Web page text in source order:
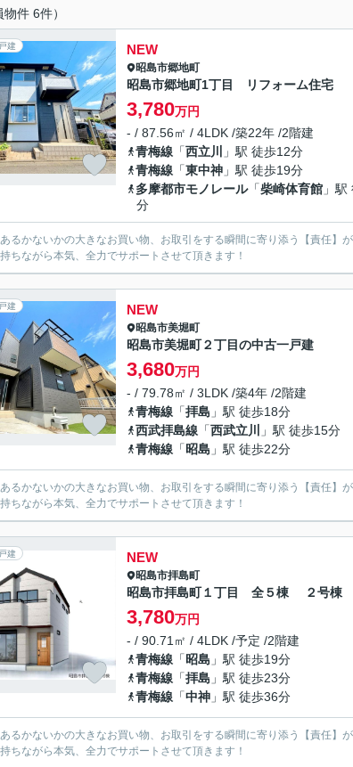
件 6件）
建 NEW
昭島市郷地町
昭島市郷地町1丁目 リフォーム住宅
3,780万円
- / 87.56㎡ / 4LDK /築22年 /2階建
青梅線 「西立川
」駅 徒歩12分
青梅線 「東中神 」駅 徒歩19分
多摩都市モノレール「柴崎体育館 」駅
分
るかないかの大きなお買い物、お取引をする瞬間に寄り添う【責任】
ちながら本気、全力でサポートさせて頂きます！
建 NEW
昭島市美堀町
昭島市美堀町２丁目の中古一戸建
3,680万円
- / 79.78㎡ / 3LDK /築4年 /2階建
青梅線 「拝島 」駅 徒歩18分
西武拝島線 「西武立川
」駅 徒歩15分
青梅線 「昭島 」駅 徒歩22分
るかないかの大きなお買い物、お取引をする瞬間に寄り添う【責任】
ちながら本気、全力でサポートさせて頂きます！
建 NEW
昭島市拝島町
昭島市拝島町１丁目 全５棟 ２号棟
3,780万円
- / 90.71㎡ / 4LDK /予定 /2階建
青梅線 「昭島 」駅 徒歩19分
青梅線 「拝島 」駅 徒歩23分
青梅線 「中神 」駅 徒歩36分
るかないかの大きなお買い物、お取引をする瞬間に寄り添う【責任】
ちながら本気、全力でサポートさせて頂きます！